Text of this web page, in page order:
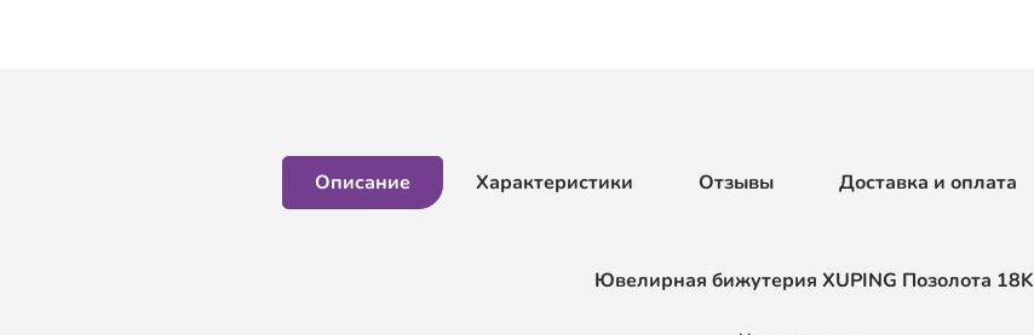
Описание Характеристики Отзывы Доставка и оплата
Ювелирная бижутерия XUPING Позолота 18K